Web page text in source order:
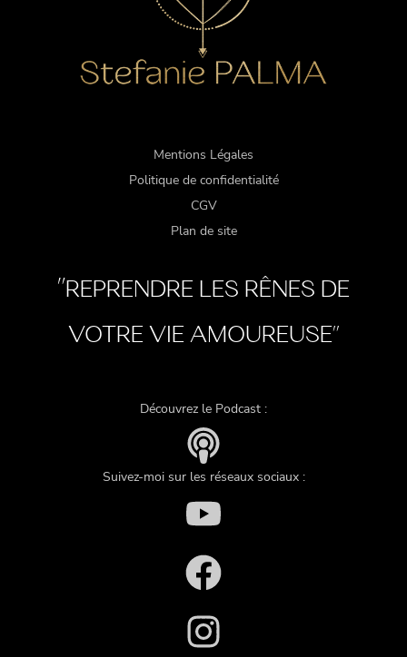
Mentions Légales
Politique de confidentialité
CGV
Plan de site
"REPRENDRE LES RÊNES DE
VOTRE VIE AMOUREUSE"
Découvrez le Podcast :
Suivez-moi sur les réseaux sociaux :